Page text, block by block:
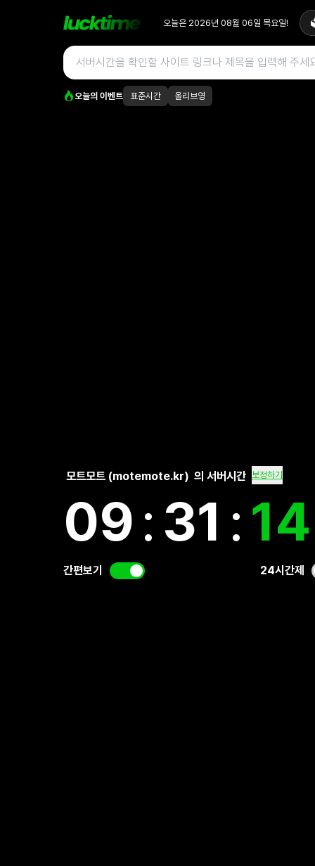
오늘은 2026년 08월 06일 목요일!
오늘의 이벤트 표준시간 올리브영
모트모트 (motemote.kr) 의 서버시간 보정하기
09: 31 :15
간편보기 24시간제